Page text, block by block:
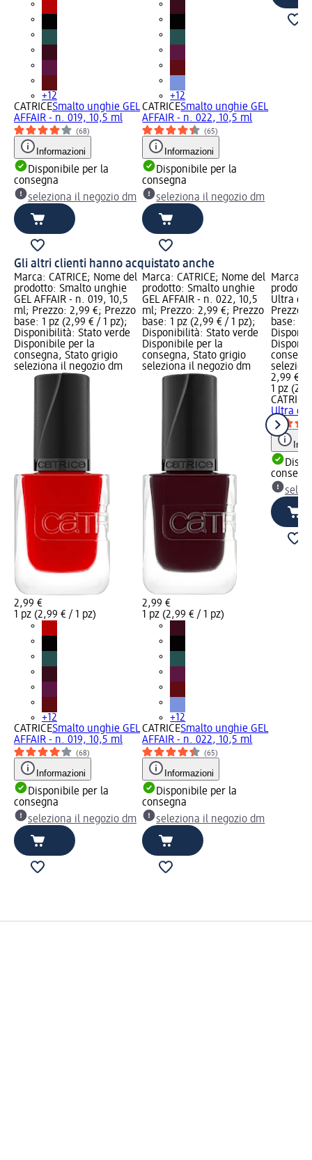
+12
CATRICESmalto unghie GEL
AFFAIR - n. 019, 10,5 ml
(68)
Informazioni
Disponibile per la
consegna
seleziona il negozio dm
+12
CATRICESmalto unghie GEL
AFFAIR - n. 022, 10,5 ml
(65)
Informazioni
Disponibile per la
consegna
seleziona il negozio dm
Gli altri clienti hanno acquistato anche
Marca: CATRICE; Nome del
prodotto: Smalto unghie
GEL AFFAIR - n. 019, 10,5
ml; Prezzo: 2,99 €; Prezzo
base: 1 pz (2,99 € / 1 pz);
Disponibilità: Stato verde
Disponibile per la
consegna, Stato grigio
seleziona il negozio dm
2,99 €
1 pz (2,99 € / 1 pz)
+12
CATRICESmalto unghie GEL
AFFAIR - n. 019, 10,5 ml
(68)
Informazioni
Disponibile per la
consegna
seleziona il negozio dm
Marca: CATRICE; Nome del
prodotto: Smalto unghie
GEL AFFAIR - n. 022, 10,5
ml; Prezzo: 2,99 €; Prezzo
base: 1 pz (2,99 € / 1 pz);
Disponibilità: Stato verde
Disponibile per la
consegna, Stato grigio
seleziona il negozio dm
2,99 €
1 pz (2,99 € / 1 pz)
+12
CATRICESmalto unghie GEL
AFFAIR - n. 022, 10,5 ml
(65)
Informazioni
Disponibile per la
consegna
seleziona il negozio dm
Marca:
Ultra
Prezzo:
base: 1
2,99 €
1 pz
CATRICE
Ultra